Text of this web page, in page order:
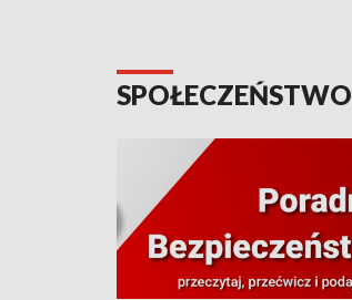
SPOŁECZEŃSTWO